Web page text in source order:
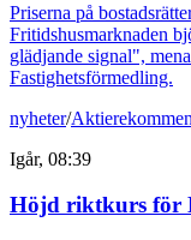
Priserna på
Fritidshusmarknaden
glädjande signal",
Fastighetsförmedling.
nyheter/
Igår, 08:39
Höjd riktkurs för